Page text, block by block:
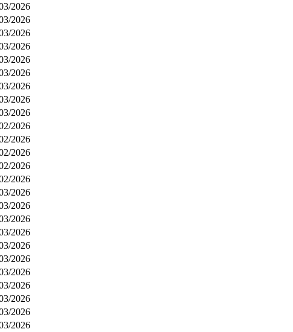
2026
2026
2026
2026
2026
2026
2026
2026
2026
2026
2026
2026
2026
2026
2026
2026
2026
2026
2026
2026
2026
2026
2026
2026
2026